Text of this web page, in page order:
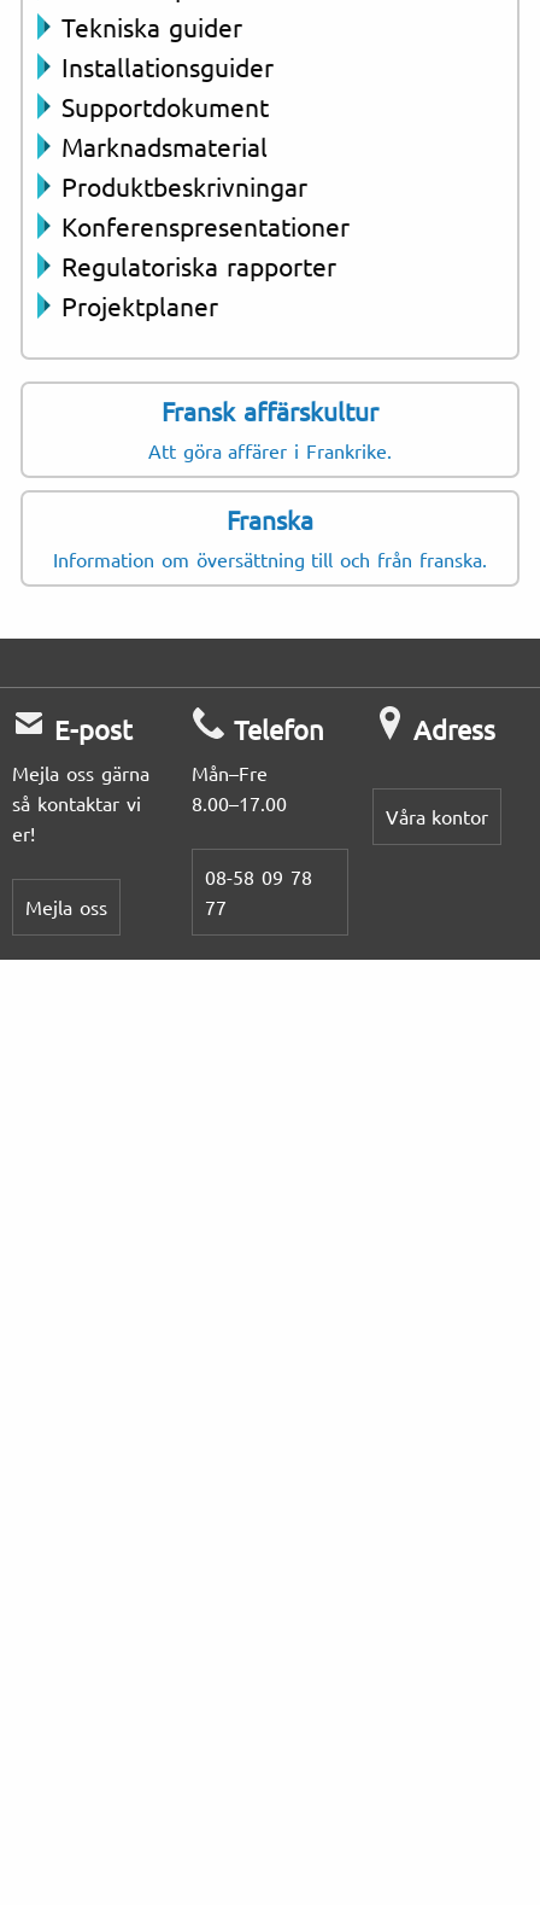
Tekniska guider
Installationsguider
Supportdokument
Marknadsmaterial
Produktbeskrivningar
Konferenspresentationer
Regulatoriska rapporter
Projektplaner
Fransk affärskultur
Att göra affärer i Frankrike.
Franska
Information om översättning till och från franska.
E-post
Mejla oss gärna
så kontaktar vi
er!
Mejla oss
Telefon
Mån–Fre
8.00–17.00
08-58 09 78
77
Adress
Våra kontor